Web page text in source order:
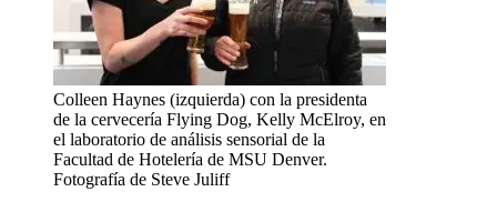
Colleen Haynes (izquierda) con la presidenta
de la cervecería Flying Dog, Kelly McElroy, en
el laboratorio de análisis sensorial de la
Facultad de Hotelería de MSU Denver.
Fotografía de Steve Juliff